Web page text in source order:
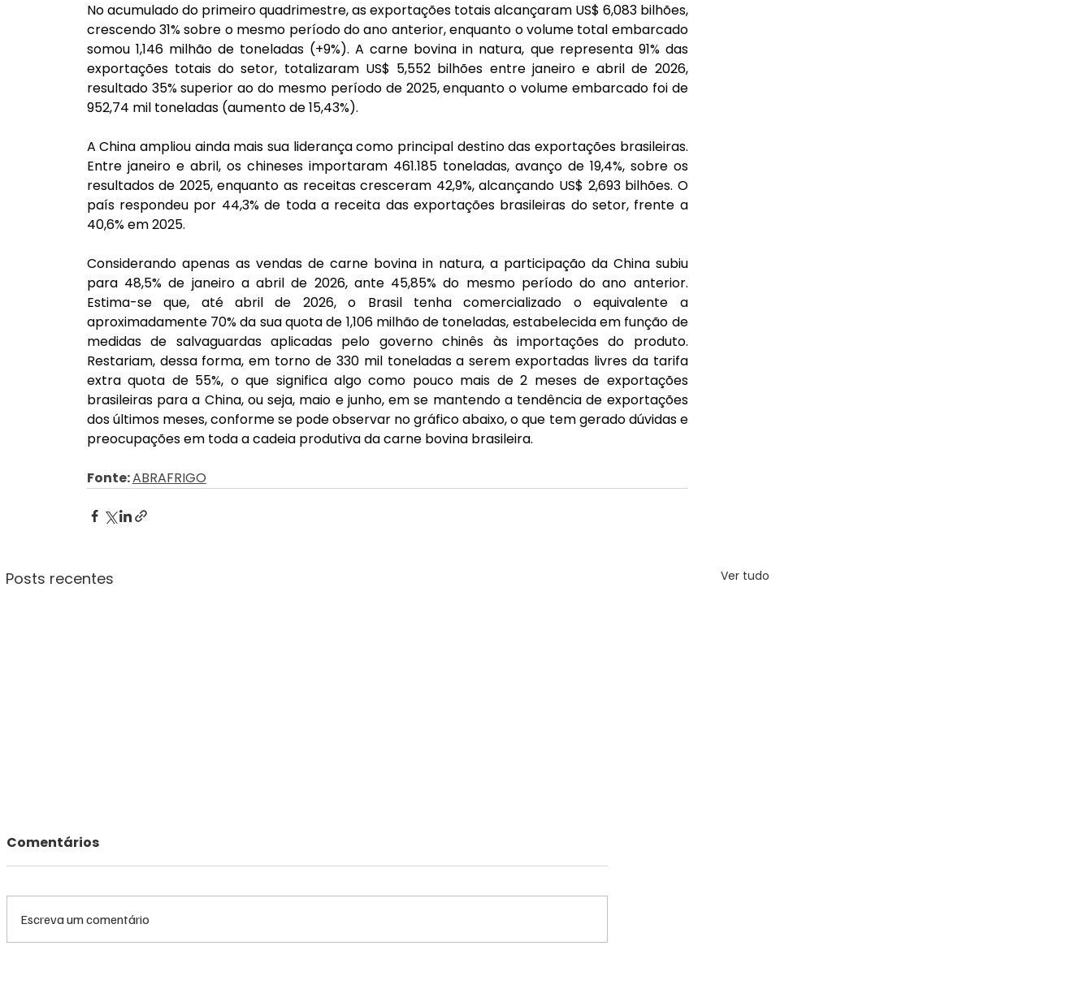
No acumulado do primeiro quadrimestre, as exportações totais alcançaram US$ 6,083 bilhões,
crescendo 31% sobre o mesmo período do ano anterior, enquanto o volume total embarcado
somou 1,146 milhão de toneladas (+9%). A carne bovina in natura, que representa 91% das
exportações totais do setor, totalizaram US$ 5,552 bilhões entre janeiro e abril de 2026,
resultado 35% superior ao do mesmo período de 2025, enquanto o volume embarcado foi de
952,74 mil toneladas (aumento de 15,43%).
A China ampliou ainda mais sua liderança como principal destino das exportações brasileiras.
Entre janeiro e abril, os chineses importaram 461.185 toneladas, avanço de 19,4%, sobre os
resultados de 2025, enquanto as receitas cresceram 42,9%, alcançando US$ 2,693 bilhões. O
país respondeu por 44,3% de toda a receita das exportações brasileiras do setor, frente a
40,6% em 2025.
Considerando apenas as vendas de carne bovina in natura, a participação da China subiu
para 48,5% de janeiro a abril de 2026, ante 45,85% do mesmo período do ano anterior.
Estima-se que, até abril de 2026, o Brasil tenha comercializado o equivalente a
aproximadamente 70% da sua quota de 1,106 milhão de toneladas, estabelecida em função de
medidas de salvaguardas aplicadas pelo governo chinês às importações do produto.
Restariam, dessa forma, em torno de 330 mil toneladas a serem exportadas livres da tarifa
extra quota de 55%, o que significa algo como pouco mais de 2 meses de exportações
brasileiras para a China, ou seja, maio e junho, em se mantendo a tendência de exportações
dos últimos meses, conforme se pode observar no gráfico abaixo, o que tem gerado dúvidas e
preocupações em toda a cadeia produtiva da carne bovina brasileira.
Fonte: ABRAFRIGO
Posts recentes Ver tudo
Comentários
Escreva um comentário